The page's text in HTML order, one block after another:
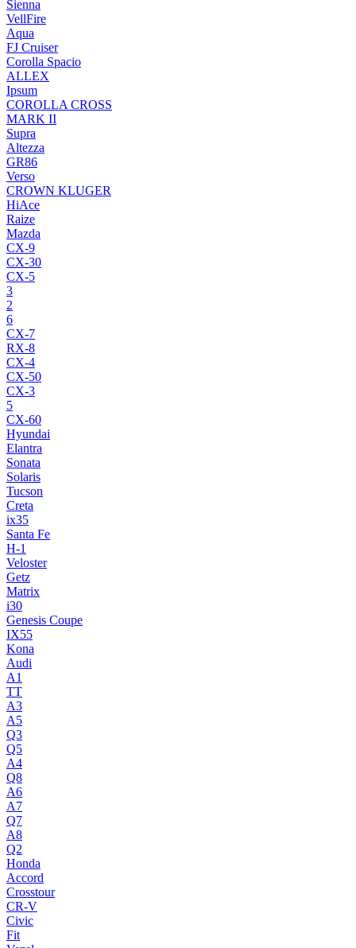
Sienna
VellFire
Aqua
FJ Cruiser
Corolla Spacio
ALLEX
Ipsum
COROLLA CROSS
MARK II
Supra
Altezza
GR86
Verso
CROWN KLUGER
HiAce
Raize
Mazda
CX-9
CX-30
CX-5
3
2
6
CX-7
RX-8
CX-4
CX-50
CX-3
5
CX-60
Hyundai
Elantra
Sonata
Solaris
Tucson
Creta
ix35
Santa Fe
H-1
Veloster
Getz
Matrix
i30
Genesis Coupe
IX55
Kona
Audi
A1
TT
A3
A5
Q3
Q5
A4
Q8
A6
A7
Q7
A8
Q2
Honda
Accord
Crosstour
CR-V
Civic
Fit